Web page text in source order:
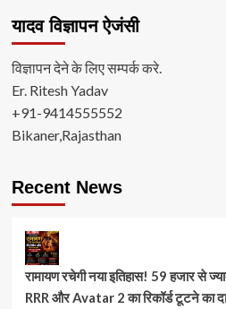
यादव विज्ञापन ऐजंसी
विज्ञापन देने के लिए सम्पर्क करे.
Er. Ritesh Yadav
+91-9414555552
Bikaner,Rajasthan
Recent News
रामायण रचेगी नया इतिहास! 59 हजार से
RRR और Avatar 2 का रिकॉर्ड टूटने का